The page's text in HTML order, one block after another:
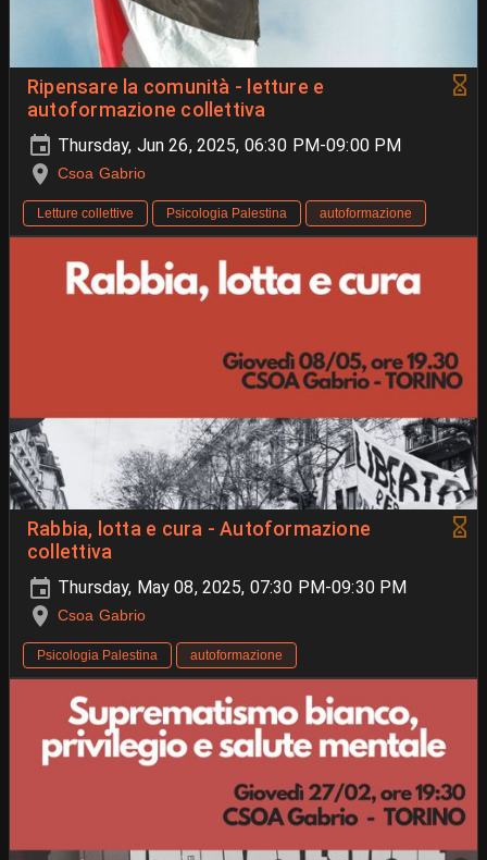
Ripensare la comunità - letture e
autoformazione collettiva
Thursday, Jun 26, 2025, 06:30 PM-09:00 PM
Csoa Gabrio
Letture collettive Psicologia Palestina autoformazione
Rabbia, lotta e cura - Autoformazione
collettiva
Thursday, May 08, 2025, 07:30 PM-09:30 PM
Csoa Gabrio
Psicologia Palestina autoformazione